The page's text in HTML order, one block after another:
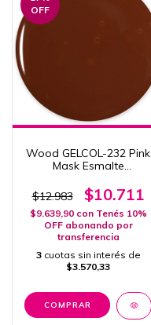
OFF
Wood GELCOL-232 Pink
Mask Esmalte
Invierno 15ml
$12.983 $10.711
$9.639,90 con Tenés 10%
OFF abonando por
transferencia
3 cuotas sin interés de
$3.570,33